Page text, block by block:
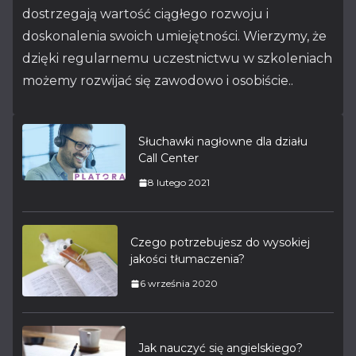
dostrzegają wartość ciągłego rozwoju i
doskonalenia swoich umiejętności. Wierzymy, że
dzięki regularnemu uczestnictwu w szkoleniach
możemy rozwijać się zawodowo i osobiście..
Słuchawki nagłowne dla działu
Call Center
8 lutego 2021
Czego potrzebujesz do wysokiej
jakości tłumaczenia?
6 września 2020
Jak nauczyć się angielskiego?